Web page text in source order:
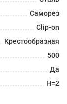
Саморез
Clip-on
Крестообразная
500
Да
H=2